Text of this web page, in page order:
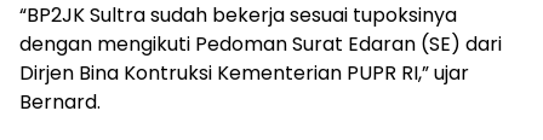
“BP2JK Sultra sudah bekerja sesuai tupoksinya
dengan mengikuti Pedoman Surat Edaran (SE) dari
Dirjen Bina Kontruksi Kementerian PUPR RI,” ujar
Bernard.